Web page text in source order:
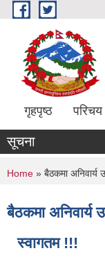
Skip to main content
गृहपृष्ठ परिचय
सूचना
You are
Home » बैठकमा अनिवार्य
बैठकमा अनिवार्य
स्वागतम !!!